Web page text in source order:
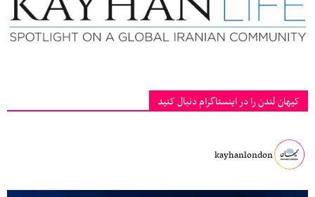
کیهان لندن را در اینستاگرام دنبال کنید
kayhanlondon